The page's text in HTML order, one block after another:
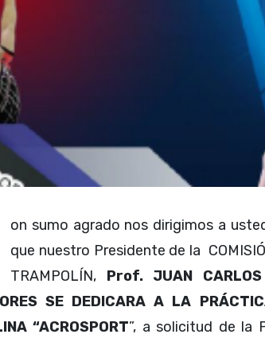
on sumo agrado nos dirigimos a
que nuestro Presidente de la
TRAMPOLÍN, Prof. JUAN
SE DEDICARA A LA
“ACROSPORT”, a solicitud de la